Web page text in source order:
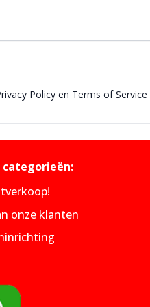
Policy en Terms of Service
categorieën:
onze klanten